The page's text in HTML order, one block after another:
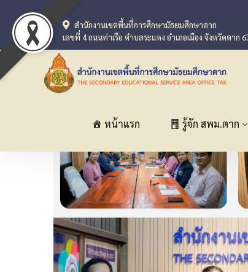
สำนักงานเขตพื้นที่การศึกษามัธยมศึกษาตาก
เลขที่ 4 ถนนท่าเรือ ตำบลระแหง อำเภอเมือง จังหวัดตาก
หน้าแรก รู้จัก สพม.ตาก